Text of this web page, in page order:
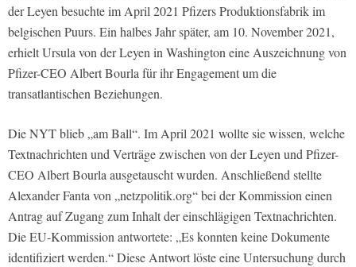
der Leyen besuchte im April 2021 Pfizers Produktionsfabrik im
belgischen Puurs. Ein halbes Jahr später, am 10. November 2021,
erhielt Ursula von der Leyen in Washington eine Auszeichnung von
Pfizer-CEO Albert Bourla für ihr Engagement um die
transatlantischen Beziehungen.
Die NYT blieb „am Ball“. Im April 2021 wollte sie wissen, welche
Textnachrichten und Verträge zwischen von der Leyen und Pfizer-
CEO Albert Bourla ausgetauscht wurden. Anschließend stellte
Alexander Fanta von „netzpolitik.org“ bei der Kommission einen
Antrag auf Zugang zum Inhalt der einschlägigen Textnachrichten.
Die EU-Kommission antwortete: „Es konnten keine Dokumente
identifiziert werden.“ Diese Antwort löste eine Untersuchung durch